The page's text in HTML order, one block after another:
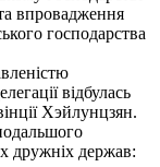
впровадження
господарства
відбулась
Хэйлунцзян.
дружніх держав: